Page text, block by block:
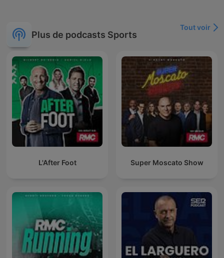
Plus de podcasts Sports
Tout voir
L'After Foot Super Moscato Show